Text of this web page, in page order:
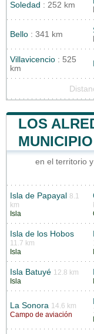
Soledad : 252 km
Bello : 341 km
Villavicencio : 525
km
LOS
en el territorio
Isla de Papayal 8.1
km
Isla
Isla de los Hobos
11.7 km
Isla
Isla Batuyé 12.8 km
Isla
La Sonora 14.6 km
Campo de aviación